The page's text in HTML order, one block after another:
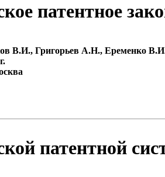
патентное
В.И., Григорьев А.Н., Еременко
патентной